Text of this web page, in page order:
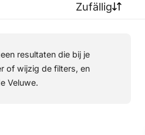
Zufällig
resultaten die bij je
of wijzig de filters, en
Veluwe.